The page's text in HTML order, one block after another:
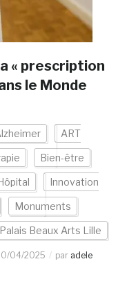
« prescription
le Monde
ART
Bien-être
Innovation
Monuments
Palais Beaux Arts Lille
04/2025 par adele